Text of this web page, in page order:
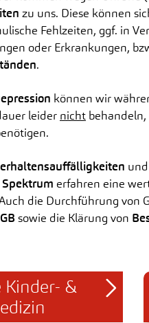
zu uns. Diese können
Fehlzeiten, ggf. in
oder Erkrankungen,
.
können wir
leider nicht
erfahren eine
die Durchführung von
sowie die Klärung von
Kinder- &